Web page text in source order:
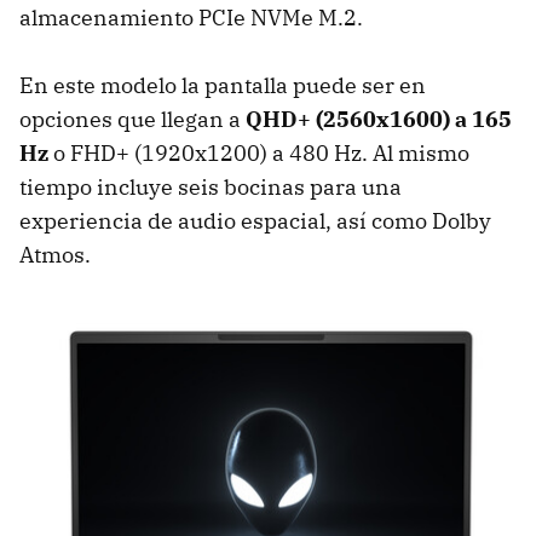
almacenamiento PCIe NVMe M.2.
En este modelo la pantalla puede ser en
opciones que llegan a QHD+ (2560x1600) a 165
Hzo FHD+ (1920x1200) a 480 Hz. Al mismo
tiempo incluye seis bocinas para una
experiencia de audio espacial, así como Dolby
Atmos.